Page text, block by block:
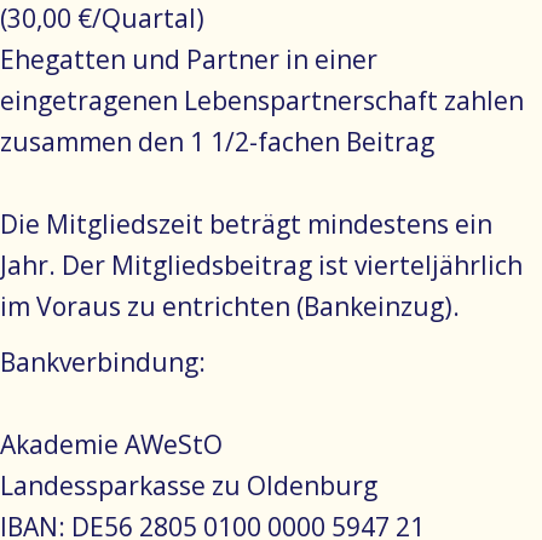
(30,00 €/Quartal)
Ehegatten und Partner in einer
eingetragenen Lebenspartnerschaft zahlen
zusammen den 1 1/2-fachen Beitrag
Die Mitgliedszeit beträgt mindestens ein
Jahr. Der Mitgliedsbeitrag ist vierteljährlich
im Voraus zu entrichten (Bankeinzug).
Bankverbindung:
Akademie AWeStO
Landessparkasse zu Oldenburg
IBAN: DE56 2805 0100 0000 5947 21